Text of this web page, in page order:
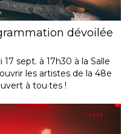
dévoilée
sept. à 17h30 à la Salle
les artistes de la 48e
à tou·tes !